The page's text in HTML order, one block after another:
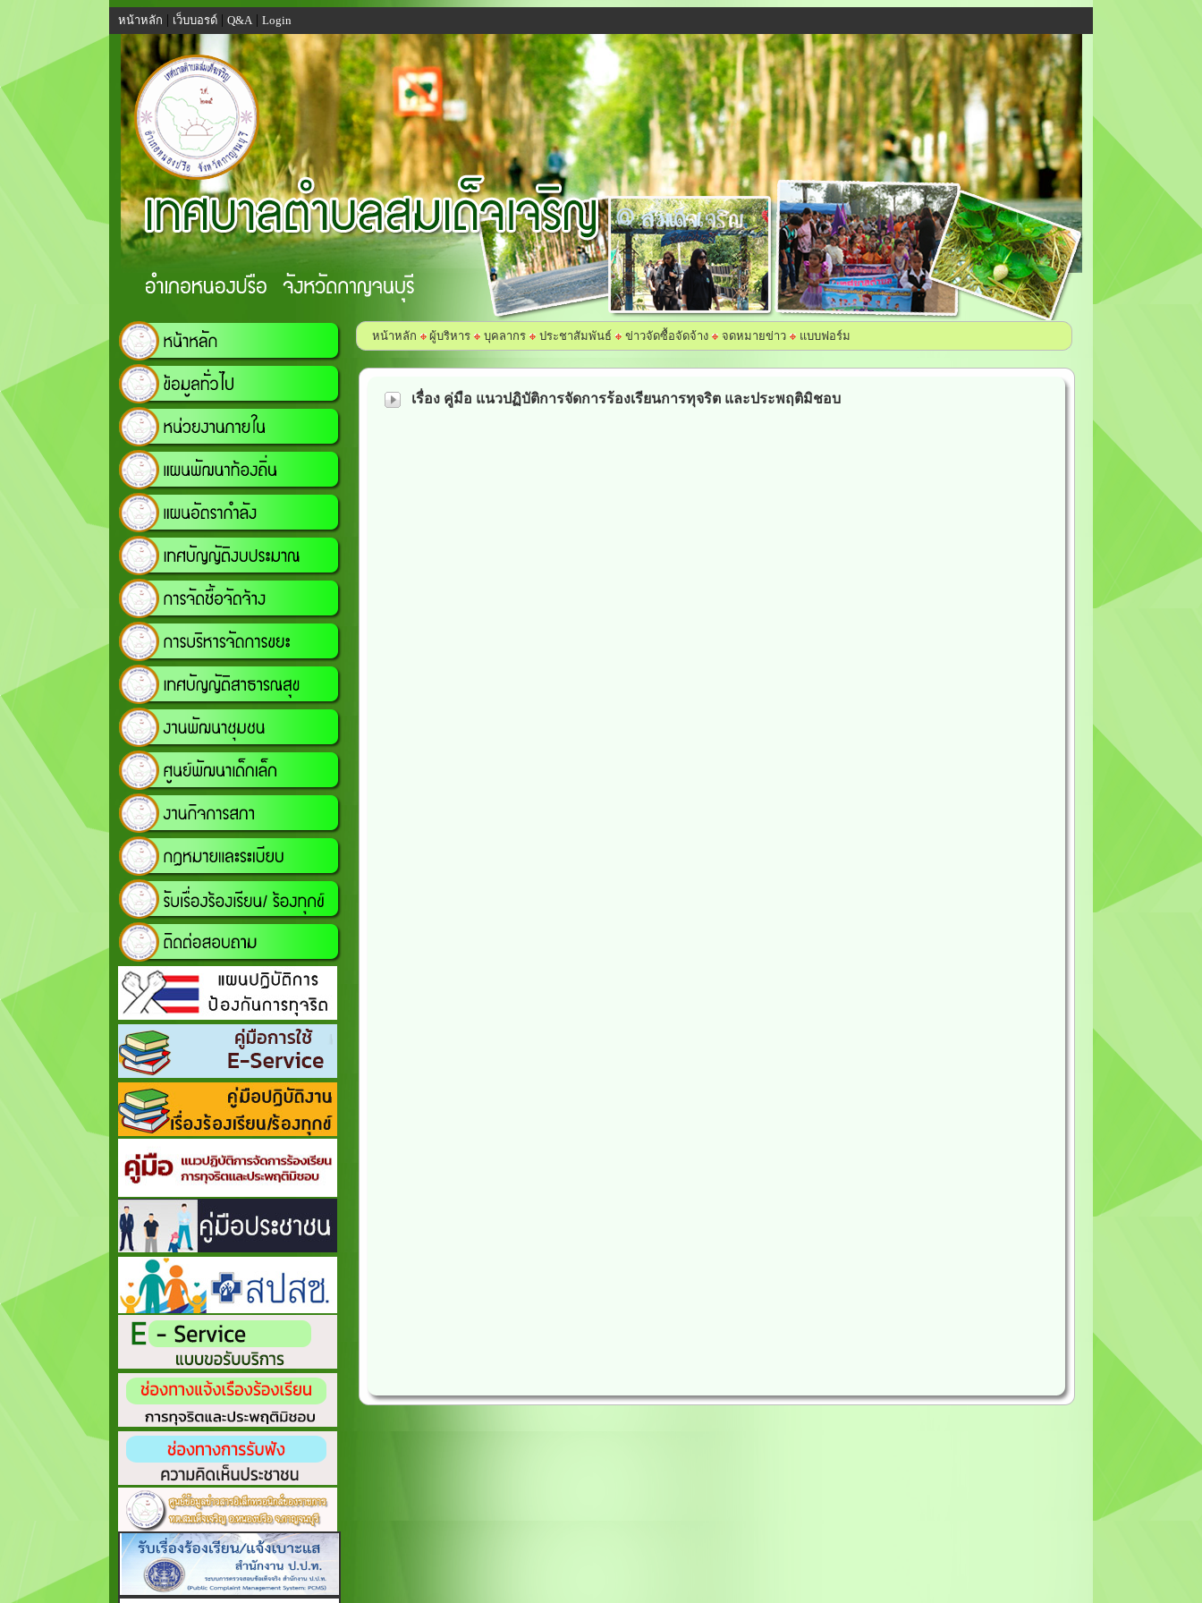
หน้าหลัก | เว็บบอรด์ | Q&A | Login
หน้าหลัก ผู้บริหาร บุคลากร ประชาสัมพันธ์ ข่าวจัดซื้อจัดจ้าง จดหมายข่าว แบบฟอร์ม
เรื่อง คู่มือ แนวปฏิบัติการจัดการร้องเรียนการทุจริต และประพฤติมิชอบ